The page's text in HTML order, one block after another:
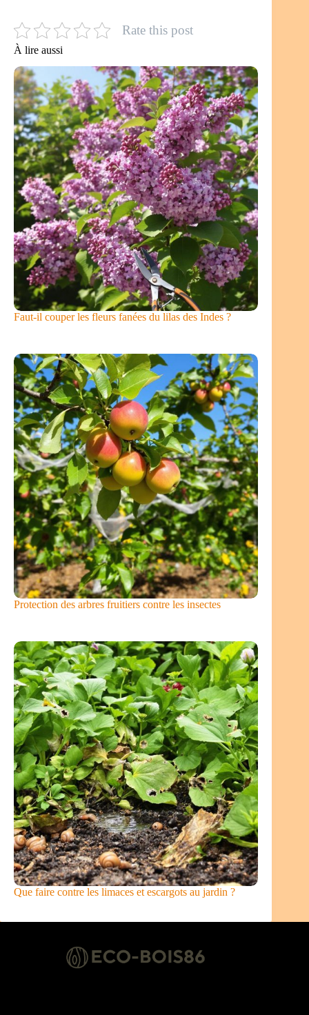
Rate this post
À lire aussi
Faut-il couper les fleurs fanées du lilas des Indes ?
Protection des arbres fruitiers contre les insectes
Que faire contre les limaces et escargots au jardin ?